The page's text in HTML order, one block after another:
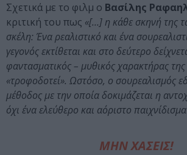
Σχετικά με το φιλμ ο Βασίλης
κριτική του πως «[…] η κάθε σκηνή της
σκέλη: Ένα ρεαλιστικό και ένα
γεγονός εκτίθεται και στο δεύτερο
φαντασματικός – μυθικός χαρακτήρας
«τροφοδοτεί». Ωστόσο, ο σουρεαλισμός
μέθοδος με την οποία δοκιμάζεται η
όχι ένα ελεύθερο και αόριστο
ΜΗΝ ΧΑΣΕΙΣ!